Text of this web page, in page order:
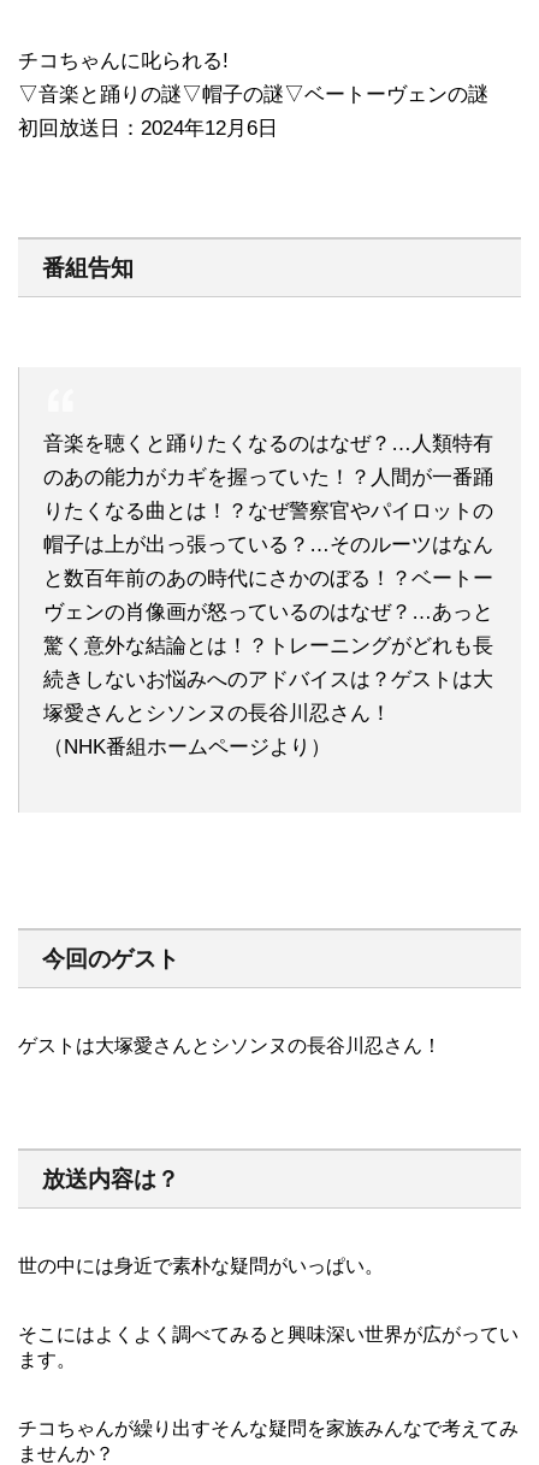
チコちゃんに叱られる!
▽音楽と踊りの謎▽帽子の謎▽ベートーヴェンの謎
初回放送日：2024年12月6日
番組告知
音楽を聴くと踊りたくなるのはなぜ？…人類特有
のあの能力がカギを握っていた！？人間が一番踊
りたくなる曲とは！？なぜ警察官やパイロットの
帽子は上が出っ張っている？…そのルーツはなん
と数百年前のあの時代にさかのぼる！？ベートー
ヴェンの肖像画が怒っているのはなぜ？…あっと
驚く意外な結論とは！？トレーニングがどれも長
続きしないお悩みへのアドバイスは？ゲストは大
塚愛さんとシソンヌの長谷川忍さん！
（NHK番組ホームページより）
今回のゲスト
ゲストは大塚愛さんとシソンヌの長谷川忍さん！
放送内容は？
世の中には身近で素朴な疑問がいっぱい。
そこにはよくよく調べてみると興味深い世界が広がってい
ます。
チコちゃんが繰り出すそんな疑問を家族みんなで考えてみ
ませんか？